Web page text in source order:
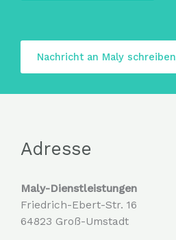
Nachricht an Maly schreiben
Adresse
Maly-Dienstleistungen
Friedrich-Ebert-Str. 16
64823 Groß-Umstadt